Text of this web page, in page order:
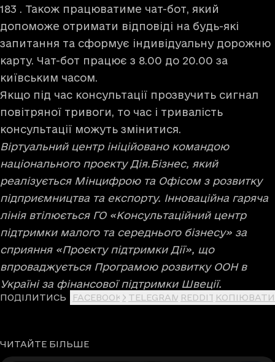
183 . Також працюватиме чат-бот, який
допоможе отримати відповіді на будь-які
запитання та сформує індивідуальну дорожню
карту. Чат-бот працює з 8.00 до 20.00 за
київським часом.
Якщо під час консультації прозвучить сигнал
повітряної тривоги, то час і тривалість
консультації можуть змінитися.
Віртуальний центр ініційовано командою
національного проєкту Дія.Бізнес, який
реалізується Мінцифрою та Офісом з розвитку
підприємництва та експорту. Інноваційна гаряча
лінія втілюється ГО «Консультаційний центр
підтримки малого та середнього бізнесу» за
сприяння «Проєкту підтримки Дії», що
впроваджується Програмою розвитку ООН в
Україні за фінансової підтримки Швеції.
ПОДІЛИТИСЬ FACEBOOK X TELEGRAM REDDIT КОПІЮВАТИ
ЧИТАЙТЕ БІЛЬШЕ